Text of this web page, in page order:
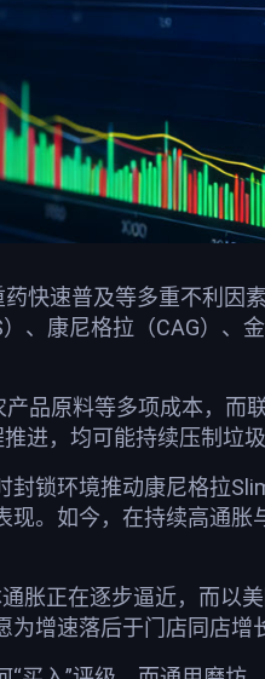
快速普及等多重不利
、康尼格拉（CAG）、
品原料等多项成本，而
进，均可能持续压制垃
锁环境推动康尼格拉
。如今，在持续高通
胀正在逐步逼近，而以
增速落后于门店同店增